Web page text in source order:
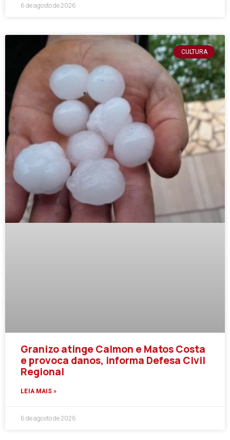
6 de agosto de 2026
CULTURA
Granizo atinge Calmon e Matos Costa
e provoca danos, informa Defesa Civil
Regional
LEIA MAIS »
6 de agosto de 2026